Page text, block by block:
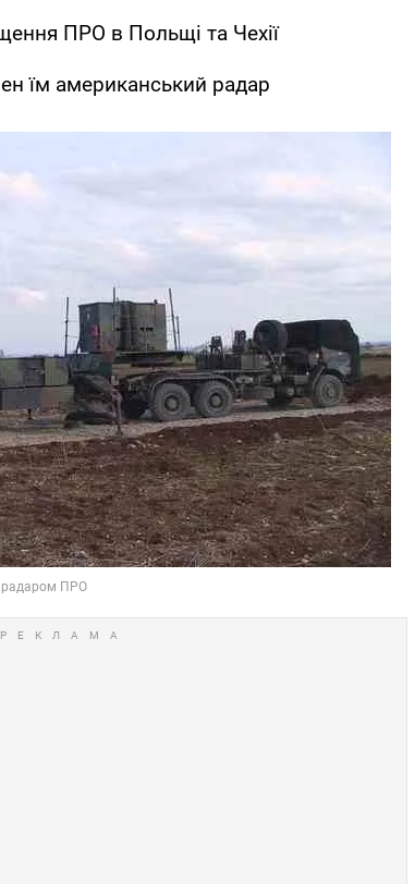
ПРО в Польщі та Чехії
їм американський радар